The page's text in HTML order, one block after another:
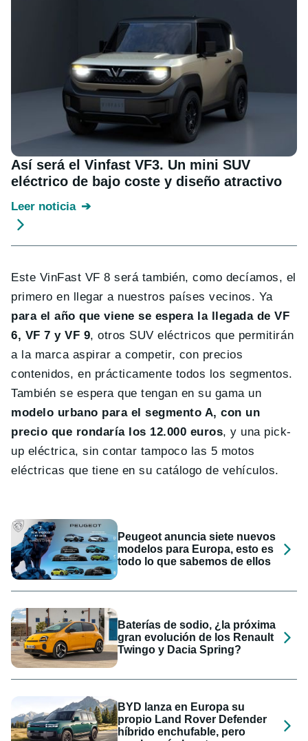
Así será el Vinfast VF3. Un mini SUV
eléctrico de bajo coste y diseño atractivo
Leer noticia
Este VinFast VF 8 será también, como decíamos, el
primero en llegar a nuestros países vecinos. Ya
para el año que viene se espera la llegada de VF
6, VF 7 y VF 9, otros SUV eléctricos que permitirán
a la marca aspirar a competir, con precios
contenidos, en prácticamente todos los segmentos.
También se espera que tengan en su gama un
modelo urbano para el segmento A, con un
precio que rondaría los 12.000 euros, y una pick-
up eléctrica, sin contar tampoco las 5 motos
eléctricas que tiene en su catálogo de vehículos.
Peugeot anuncia siete nuevos
modelos para Europa, esto es
todo lo que sabemos de ellos
Baterías de sodio, ¿la próxima
gran evolución de los Renault
Twingo y Dacia Spring?
BYD lanza en Europa su
propio Land Rover Defender
híbrido enchufable, pero